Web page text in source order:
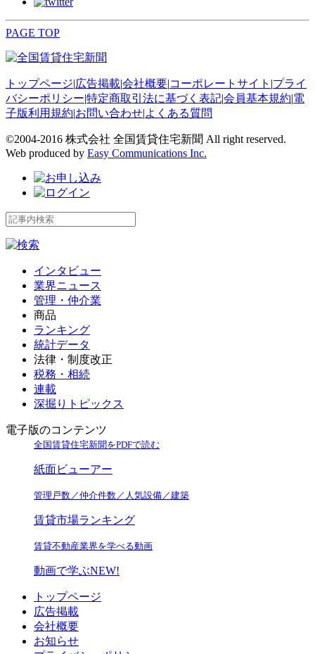
PAGE TOP
トップページ|広告掲載|会社概要|コーポレートサイト |プライ
バシーポリシー|特定商取引法に基づく表記|会員基本規約|電
子版利用規約|お問い合わせ|よくある質問
©2004-2016 株式会社 全国賃貸住宅新聞 All right reserved.
Web produced by Easy Communications Inc.
インタビュー
業界ニュース
管理・仲介業
商品
ランキング
統計データ
法律・制度改正
税務・相続
連載
深掘りトピックス
電子版のコンテンツ
全国賃貸住宅新聞をPDFで読む
紙面ビューアー
管理戸数／仲介件数／人気設備／建築
賃貸市場ランキング
賃貸不動産業界を学べる動画
動画で学ぶNEW!
トップページ
広告掲載
会社概要
お知らせ